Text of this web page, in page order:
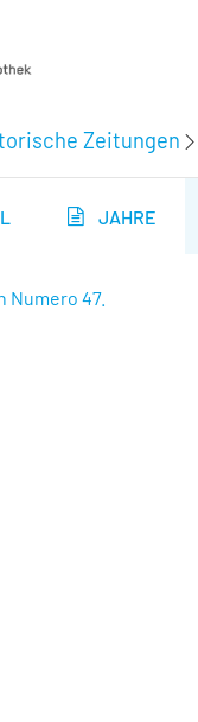
Zeitungen
JAHRE
Numero 47.